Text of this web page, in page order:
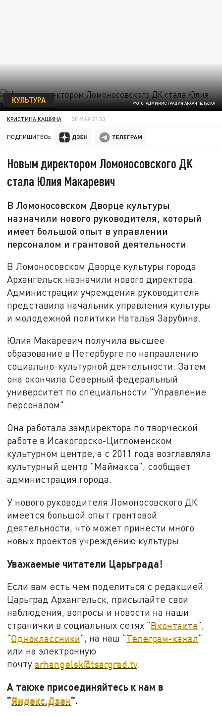
ФОТО: АДМИНИСТРАЦИЯ АРХАНГЕЛЬСКА
КУЛЬТУРА
КРИСТИНА КАШИНА 30 МАЯ 21:33
ПОДПИШИТЕСЬ:
Новым директором Ломоносовского ДК
стала Юлия Макаревич
В Ломоносовском Дворце культуры
назначили нового руководителя, который
имеет большой опыт в управлении
персоналом и грантовой деятельности
В Ломоносовском Дворце культуры города
Архангельск назначили нового директора.
Администрации учреждения руководителя
представила начальник управления культуры
и молодежной политики Наталья Зарубина.
Юлия Макаревич получила высшее
образование в Петербурге по направлению
социально-культурной деятельности. Затем
она окончила Северный федеральный
университет по специальности "Управление
персоналом".
Она работала замдиректора по творческой
работе в Исакогорско-Цигломенском
культурном центре, а с 2011 года возглавляла
культурный центр "Маймакса", сообщает
администрация города.
У нового руководителя Ломоносовского ДК
имеется большой опыт грантовой
деятельности, что может принести много
новых проектов учреждению культуры.
Уважаемые читатели Царьграда!
Если вам есть чем поделиться с редакцией
Царьград Архангельск, присылайте свои
наблюдения, вопросы и новости на наши
странички в социальных сетях "Вконтакте",
"Одноклассники", на наш "Телеграм-канал"
или на электронную
почтуarhangelsk@tsargrad.tv.
А также присоединяйтесь к нам в
"Яндекс.Дзен".